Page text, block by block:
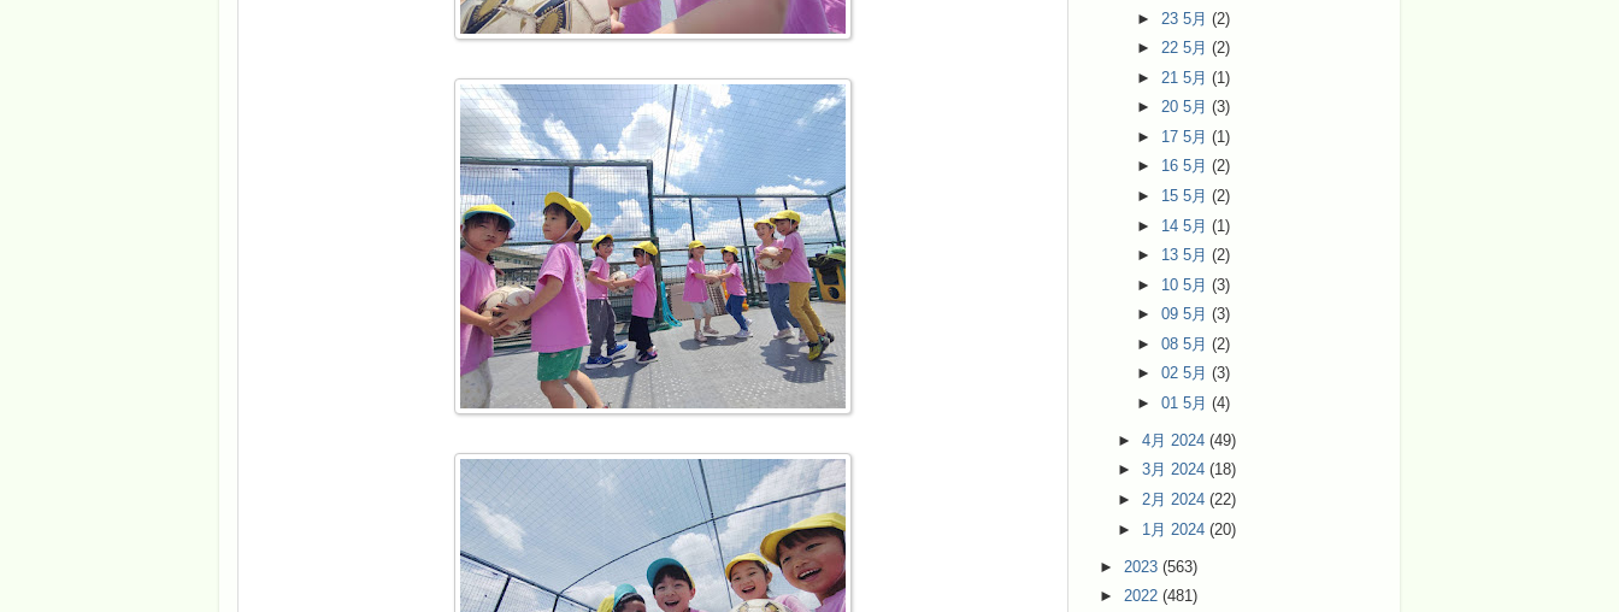
► 23 5月 (2)
► 22 5月 (2)
► 21 5月 (1)
► 20 5月 (3)
► 17 5月 (1)
► 16 5月 (2)
► 15 5月 (2)
► 14 5月 (1)
► 13 5月 (2)
► 10 5月 (3)
► 09 5月 (3)
► 08 5月 (2)
► 02 5月 (3)
► 01 5月 (4)
►4月 2024(49)
►3月 2024(18)
►2月 2024(22)
► 1月 2024(20)
► 2023 (563)
► 2022 (481)